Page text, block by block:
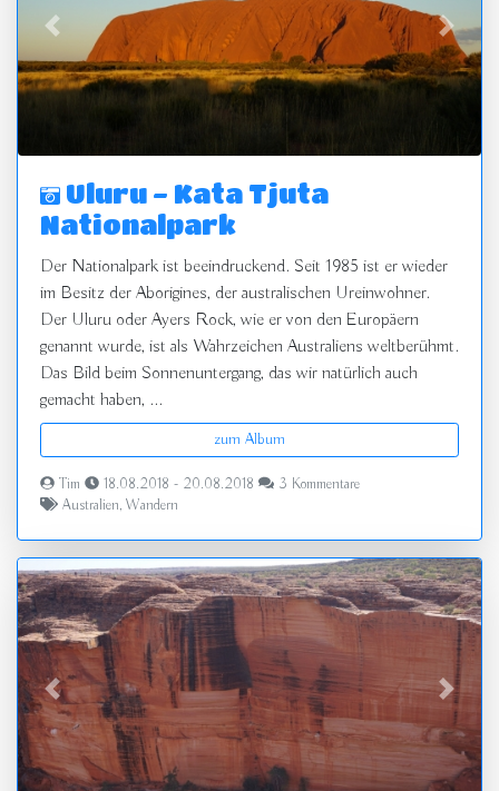
zurück vor
Uluru - Kata Tjuta
Nationalpark
Der Nationalpark ist beeindruckend. Seit 1985 ist er wieder
im Besitz der Aborigines, der australischen Ureinwohner.
Der Uluru oder Ayers Rock, wie er von den Europäern
genannt wurde, ist als Wahrzeichen Australiens weltberühmt.
Das Bild beim Sonnenuntergang, das wir natürlich auch
gemacht haben, ...
zum Album
Tim 18.08.2018 - 20.08.2018
3 Kommentare
Australien, Wandern
zurück vor